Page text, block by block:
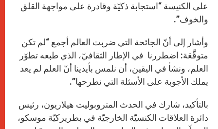
على الكنيسة “استجابة ذكيّة وقادرة على مواجهة القلق
والخوف”.
وأشار إلى أنّ الجائحة التي ضربت العالم أجمع “لم تكن
متوقَّعَة: اضطررنا في الإطار الثقافيّ، الذي طبعه تطوّر
العلم، ونشأ في اليقين، أن نلمس بأيدينا أنّ العلم لم يعد
يملك الأجوبة على الأسئلة التي نطرحها”.
بالتأكيد، شارك في الحدث المتروبوليت هيلاريون، رئيس
دائرة العلاقات الكنسيّة الخارجيّة في بطريركيّة موسكو،